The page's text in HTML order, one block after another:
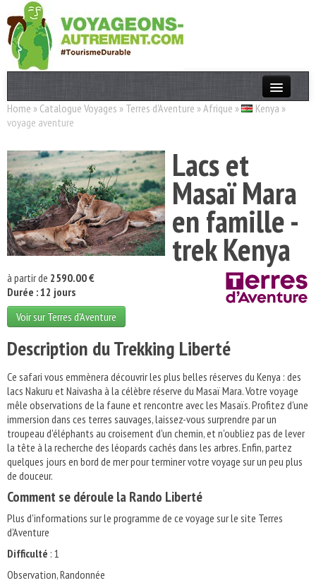
Actualités
Destinations
Acteurs
Thèmes
Home » Catalogue Voyages » Terres d'Aventure »Afrique » Kenya »
voyage aventure
Lacs et
Masaï Mara
en famille -
trek Kenya
à partir de 2590.00 €
Durée : 12 jours
Voir sur Terres d'Aventure
Description du Trekking Liberté
Ce safari vous emmènera découvrir les plus belles réserves du Kenya : des
lacs Nakuru et Naivasha à la célèbre réserve du Masaï Mara. Votre voyage
mêle observations de la faune et rencontre avec les Masaïs. Profitez d'une
immersion dans ces terres sauvages, laissez-vous surprendre par un
troupeau d'éléphants au croisement d'un chemin, et n'oubliez pas de lever
la tête à la recherche des léopards cachés dans les arbres. Enfin, partez
quelques jours en bord de mer pour terminer votre voyage sur un peu plus
de douceur.
Comment se déroule la Rando Liberté
Plus d'informations sur le programme de ce voyage sur le site Terres
d'Aventure
Difficulté : 1
Observation, Randonnée